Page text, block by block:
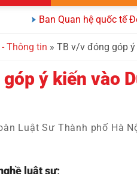
Ban Quan hệ quốc tế Đoàn
Thông tin » TB v/v đóng góp
ý kiến vào
Luật Sư Thành phố Hà
luật sư;